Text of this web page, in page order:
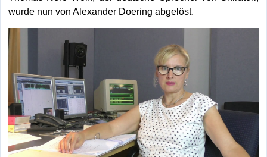
wurde nun von Alexander Doering abgelöst.